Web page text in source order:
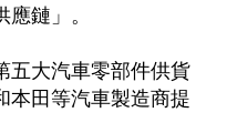
鏈」。
五大汽車零部件供貨
本田等汽車製造商提